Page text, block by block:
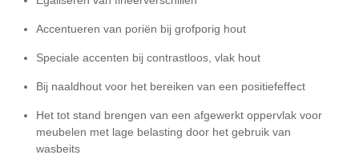
Accentueren van poriën bij grofporig hout
Speciale accenten bij contrastloos, vlak hout
Bij naaldhout voor het bereiken van een positiefeffect
Het tot stand brengen van een afgewerkt oppervlak voor
meubelen met lage belasting door het gebruik van
wasbeits